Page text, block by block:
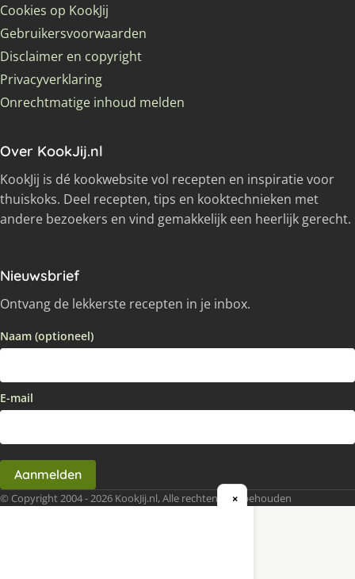
Cookies op KookJij
Gebruikersvoorwaarden
Disclaimer en copyright
Privacyverklaring
Onrechtmatige inhoud melden
Over KookJij.nl
KookJij is dé kookwebsite vol recepten en inspiratie voor
thuiskoks. Deel recepten, tips en kooktechnieken met
andere bezoekers en vind gemakkelijk een heerlijk gerecht.
Nieuwsbrief
Ontvang de lekkerste recepten in je inbox.
Naam (optioneel)
E-mail
Aanmelden
© Copyright 2004 - 2026 KookJij.nl, Alle rechten voorbehouden
×